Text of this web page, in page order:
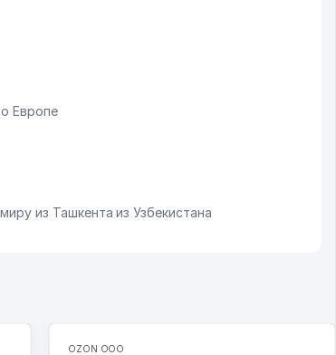
Европе
из Ташкента из Узбекистана
OZON ООО